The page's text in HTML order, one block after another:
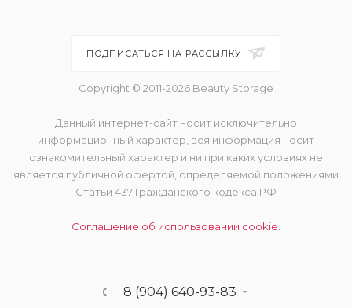
ПОДПИСАТЬСЯ НА РАССЫЛКУ
Copyright © 2011-2026 Beauty Storage
Данный интернет-сайт носит исключительно
информационный характер, вся информация носит
ознакомительный характер и ни при каких условиях не
является публичной офертой, определяемой положениями
Статьи 437 Гражданского кодекса РФ
Соглашение об использовании cookie.
8 (904) 640-93-83